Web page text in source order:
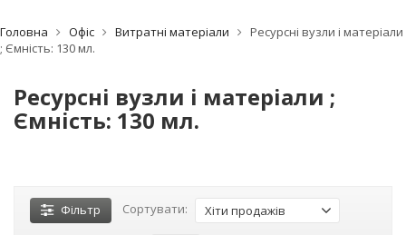
Головна Офіс Витратні матеріали
Ресурсні вузли і матеріали
; Ємність: 130 мл.
Ресурсні вузли і матеріали ;
Ємність: 130 мл.
Фільтр Сортувати: Хіти продажів